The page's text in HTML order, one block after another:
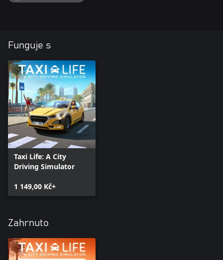
Funguje s
Taxi Life: A City
Driving Simulator
1 149,00 Kč+
Zahrnuto